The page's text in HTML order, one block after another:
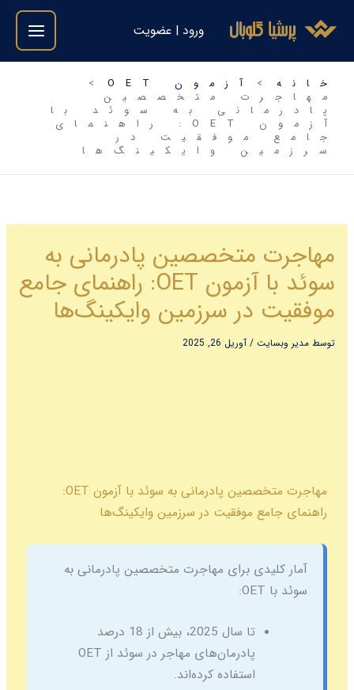
ورود | عضویت
خانه
آزمون OET
مهاجرت متخصصین
پادرمانی به سوئد با
آزمون OET: راهنمای
جامع موفقیت در
سرزمین وایکینگ‌ها
مهاجرت متخصصین پادرمانی به
سوئد با آزمون OET: راهنمای جامع
موفقیت در سرزمین وایکینگ‌ها
توسط مدیر وبسایت / آوریل 26, 2025
مهاجرت متخصصین پادرمانی به سوئد با آزمون OET:
راهنمای جامع موفقیت در سرزمین وایکینگ‌ها
آمار کلیدی برای مهاجرت متخصصین پادرمانی به
سوئد با OET:
تا سال 2025، بیش از 18 درصد
پادرمان‌های مهاجر در سوئد از OET
استفاده کرده‌اند.